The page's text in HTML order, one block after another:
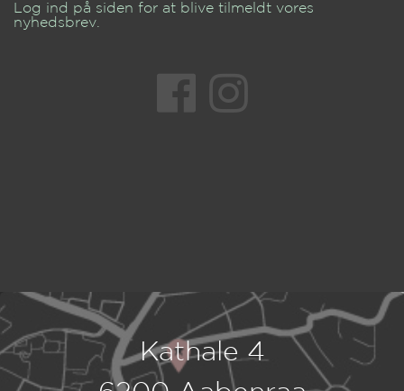
Log ind på siden for at blive tilmeldt vores
nyhedsbrev.
Kathale 4